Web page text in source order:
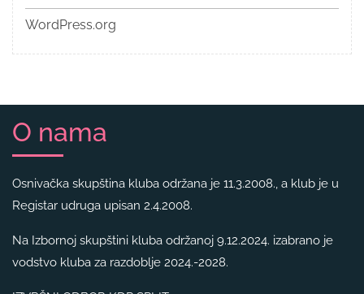
WordPress.org
O nama
Osnivačka skupština kluba održana je 11.3.2008., a klub je u
Registar udruga upisan 2.4.2008.
Na Izbornoj skupštini kluba održanoj 9.12.2024. izabrano je
vodstvo kluba za razdoblje 2024.-2028.